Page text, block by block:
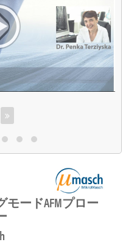
ードAFMプロー